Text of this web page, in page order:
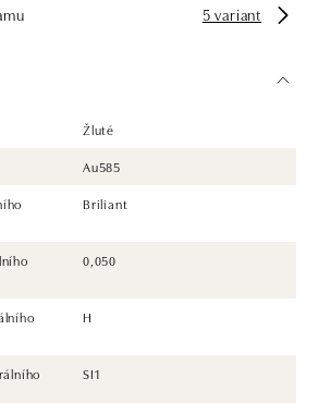
náramek či náhrdelník, nedarujete s
5 variant
Žluté
Au585
Briliant
0,050
H
SI1